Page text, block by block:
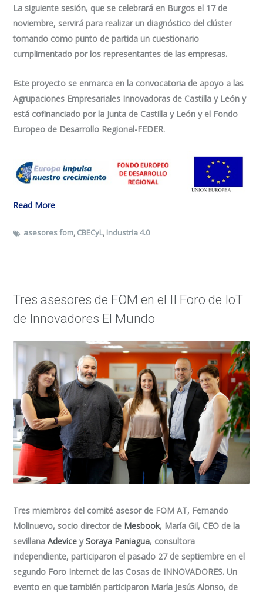
La siguiente sesión, que se celebrará en Burgos el 17 de
noviembre, servirá para realizar un diagnóstico del clúster
tomando como punto de partida un cuestionario
cumplimentado por los representantes de las empresas.
Este proyecto se enmarca en la convocatoria de apoyo a las
Agrupaciones Empresariales Innovadoras de Castilla y León y
está cofinanciado por la Junta de Castilla y León y el Fondo
Europeo de Desarrollo Regional-FEDER.
Read More
asesores fom, CBECyL, Industria 4.0
Tres asesores de FOM en el II Foro de IoT
de Innovadores El Mundo
Tres miembros del comité asesor de FOM AT, Fernando
Molinuevo, socio director de Mesbook, María Gil, CEO de la
sevillanaAdevice ySoraya Paniagua, consultora
independiente, participaron el pasado 27 de septiembre en el
segundo Foro Internet de las Cosas de INNOVADORES. Un
evento en que también participaron María Jesús Alonso, de